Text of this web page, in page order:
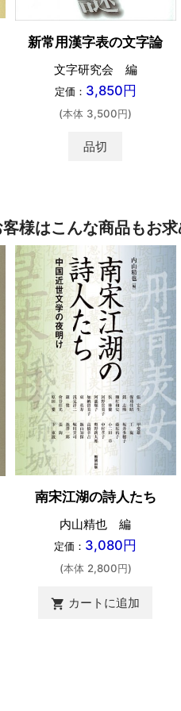
新常用漢字表の文字論
文字研究会 編
定価： 3,850円
(本体 3,500円)
品切
様はこんな商品もお求
南宋江湖の詩人たち
内山精也 編
定価： 3,080円
(本体 2,800円)
shopping_cart カートに追加